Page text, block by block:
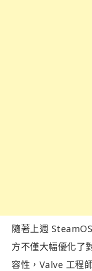
隨著上週
方不僅大幅優化了
容性，Valve 工程